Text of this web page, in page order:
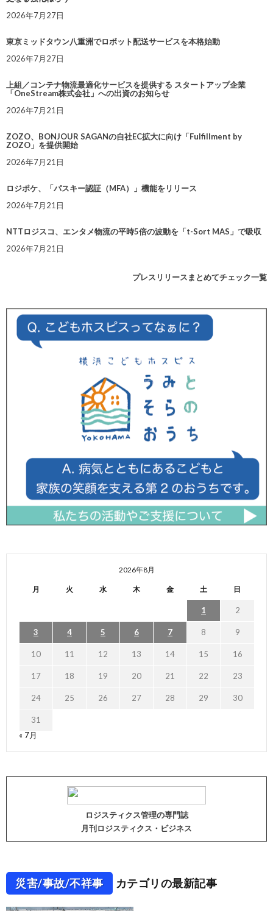
2026年7月27日
東京ミッドタウン八重洲でロボット配送サービスを本格始動
2026年7月27日
上組／コンテナ物流最適化サービスを提供する スタートアップ企業
「OneStream株式会社」への出資のお知らせ
2026年7月21日
ZOZO、BONJOUR SAGANの自社EC拡大に向け「Fulfillment by
ZOZO」を提供開始
2026年7月21日
ロジポケ、「パスキー認証（MFA）」機能をリリース
2026年7月21日
NTTロジスコ、エンタメ物流の平時5倍の波動を「t-Sort MAS」で吸収
2026年7月21日
プレスリリースまとめてチェック一覧
2026年8月
月 火 水 木 金 土 日
1 2
3 4 5 6 7 8 9
10 11 12 13 14 15 16
17 18 19 20 21 22 23
24 25 26 27 28 29 30
31
« 7月
ロジスティクス管理の専門誌
月刊ロジスティクス・ビジネス
災害/事故/不祥事 カテゴリの最新記事